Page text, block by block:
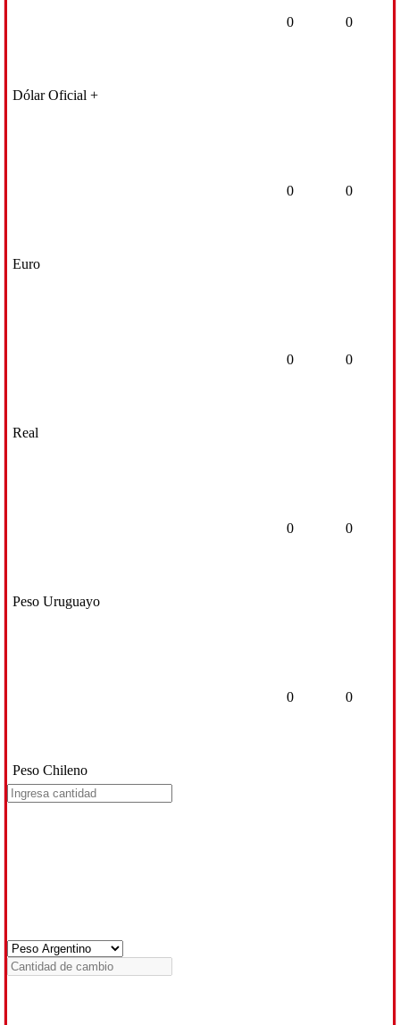
Dólar Oficial +
0 0
Euro
0 0
Real
0 0
Peso Uruguayo
0 0
Peso Chileno
0 0